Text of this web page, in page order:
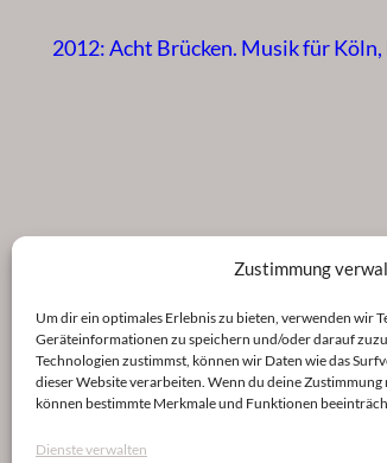
Zustimmung
Um dir ein optimales Erlebnis zu bieten, verwenden wir
Geräteinformationen zu speichern und/oder darauf
Technologien zustimmst, können wir Daten wie das
dieser Website verarbeiten. Wenn du deine
können bestimmte Merkmale und Funktionen
Dienste verwalten
2012: Acht Brücken. Musik für